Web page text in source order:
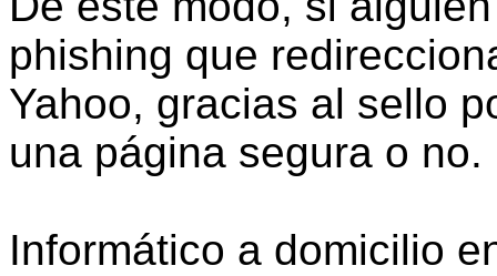
phishing que
Yahoo, gracias al sello
una página segura o no.
Informático a domicilio